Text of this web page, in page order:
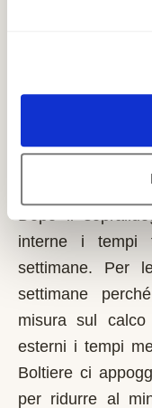
dei lavori.
Quanto tempo
montascale a
Dopo il
interne i tempi
settimane. Per
settimane
misura sul
esterni i tempi
Boltiere ci
per ridurre al